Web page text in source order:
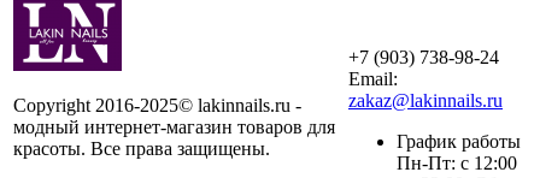
Copyright 2016-2025© lakinnails.ru -
модный интернет-магазин товаров для
красоты. Все права защищены.
+7 (903) 738-98-24
Email:
zakaz@lakinnails.ru
График работы
Пн-Пт: с 12:00